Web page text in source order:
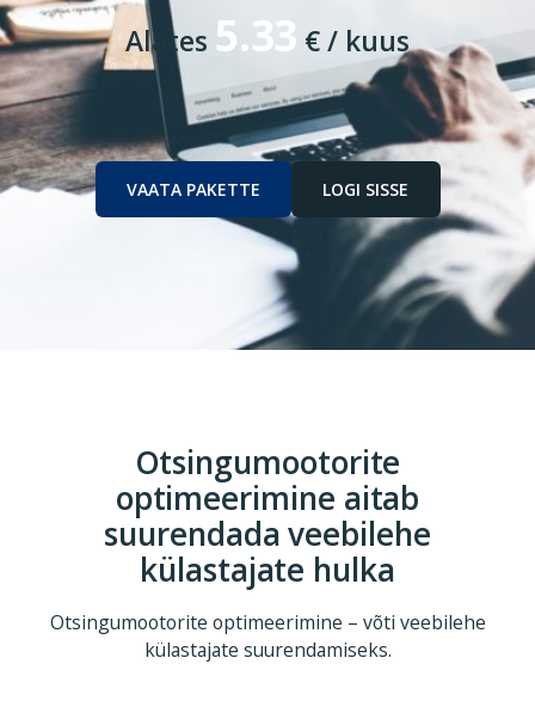
Alates 5.33 € / kuus
VAATA PAKETTE LOGI SISSE
Otsingumootorite
optimeerimine aitab
suurendada veebilehe
külastajate hulka
Otsingumootorite optimeerimine – võti veebilehe
külastajate suurendamiseks.